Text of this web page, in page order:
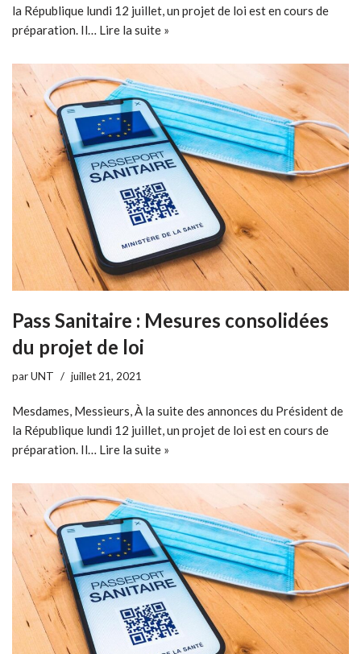
la République lundi 12 juillet, un projet de loi est en cours de
préparation. Il… Lire la suite »
Pass Sanitaire : Mesures consolidées
du projet de loi
parUNT juillet 21, 2021
Mesdames, Messieurs, À la suite des annonces du Président de
la République lundi 12 juillet, un projet de loi est en cours de
préparation. Il… Lire la suite »